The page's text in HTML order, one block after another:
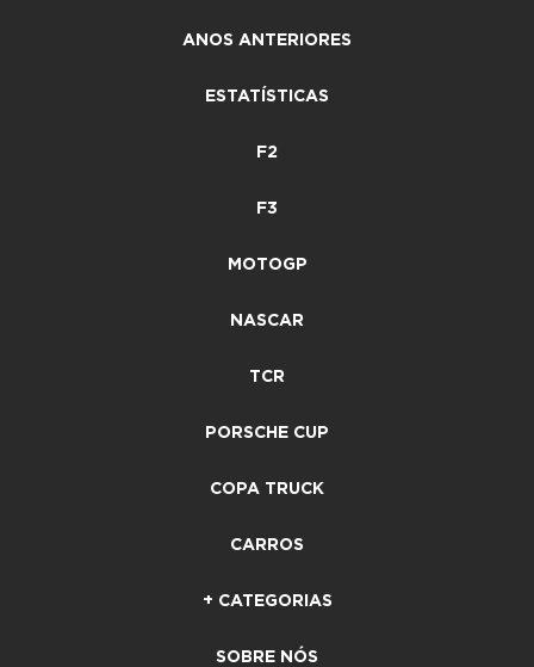
ANOS ANTERIORES
ESTATÍSTICAS
F2
F3
MOTOGP
NASCAR
TCR
PORSCHE CUP
COPA TRUCK
CARROS
+ CATEGORIAS
SOBRE NÓS